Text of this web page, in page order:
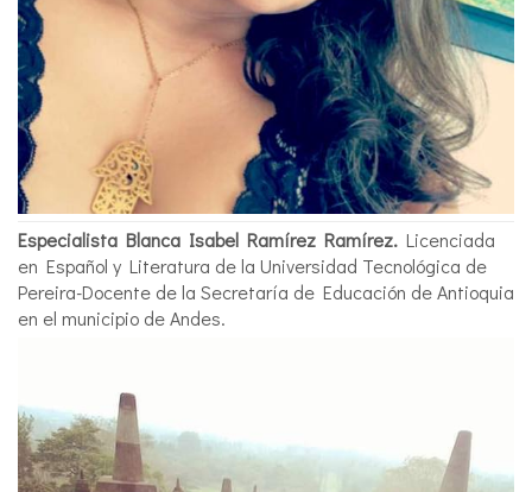
Especialista Blanca Isabel Ramírez Ramírez. Licenciada
en Español y Literatura de la Universidad Tecnológica de
Pereira-Docente de la Secretaría de Educación de Antioquia
en el municipio de Andes.